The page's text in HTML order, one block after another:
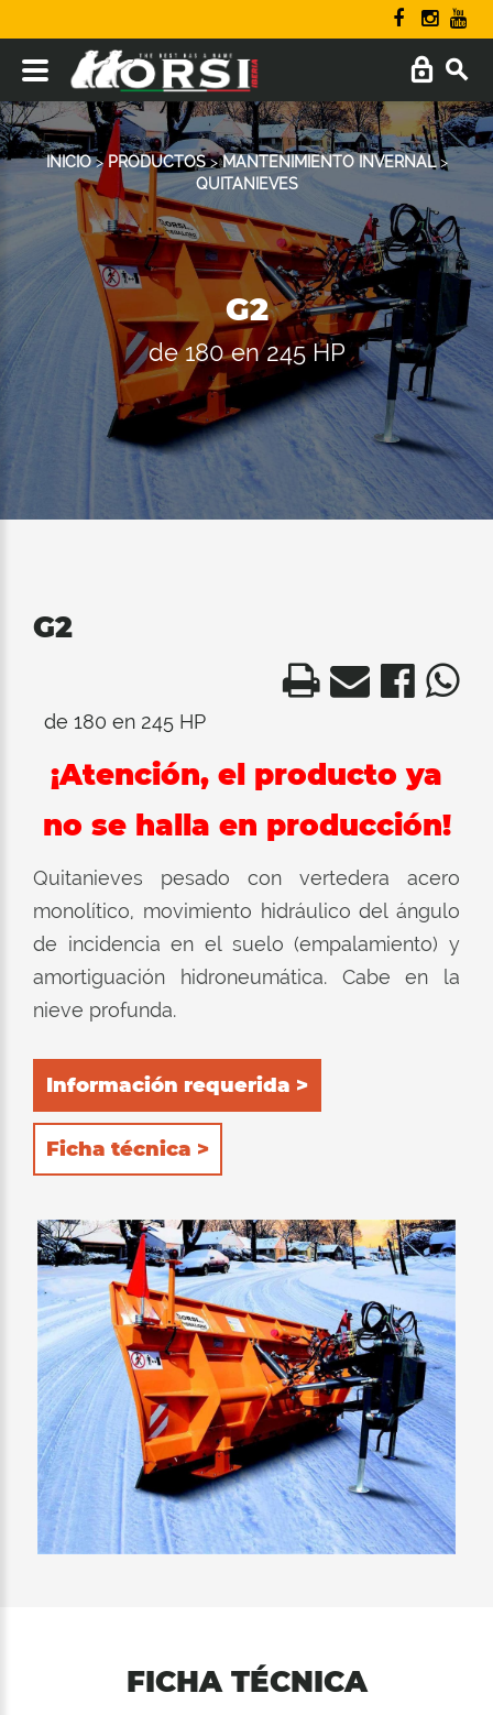
INICIO>PRODUCTOS>MANTENIMIENTO INVERNAL>
QUITANIEVES
G2
de 180 en 245 HP
G2
de 180 en 245 HP
¡Atención, el producto ya
no se halla en producción!
Quitanieves pesado con vertedera acero
monolítico, movimiento hidráulico del ángulo
de incidencia en el suelo (empalamiento) y
amortiguación hidroneumática. Cabe en la
nieve profunda.
Información requerida >
Ficha técnica >
FICHA TÉCNICA